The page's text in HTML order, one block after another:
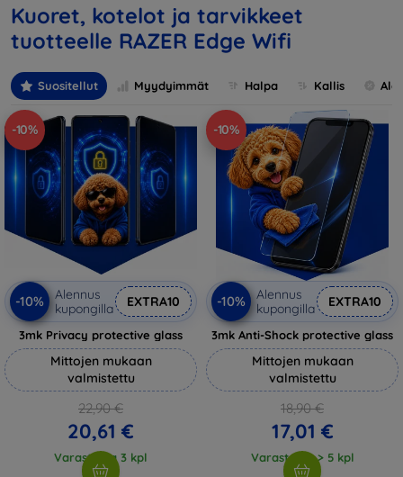
Kuoret, kotelot ja tarvikkeet
tuotteelle RAZER Edge Wifi
Suositellut Myydyimmät Halpa Kallis
-10%
-10%
Alennus
kupongilla
EXTRA10
3mk Privacy protective glass
Mittojen mukaan
valmistettu
22,90 €
20,61 €
Varastossa 3 kpl
-10%
-10%
Alennus
kupongilla
EXTRA10
3mk Anti-Shock protective glass
Mittojen mukaan
valmistettu
18,90 €
17,01 €
Varastossa > 5 kpl